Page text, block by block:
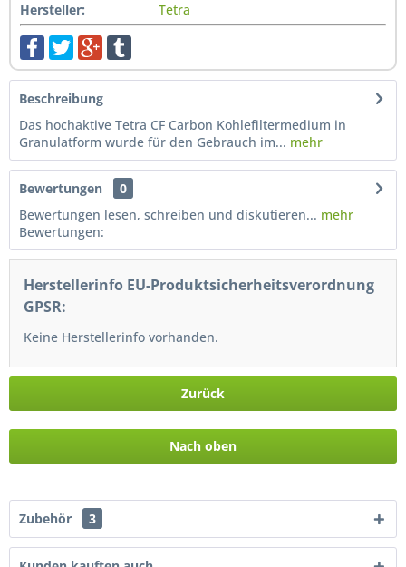
Hersteller:
Tetra
Beschreibung
Das hochaktive Tetra CF Carbon Kohlefiltermedium in
Granulatform wurde für den Gebrauch im... mehr
Bewertungen
0
Bewertungen lesen, schreiben und diskutieren... mehr
Bewertungen:
Herstellerinfo EU-Produktsicherheitsverordnung
GPSR:
Keine Herstellerinfo vorhanden.
Zurück
Nach oben
Zubehör 3